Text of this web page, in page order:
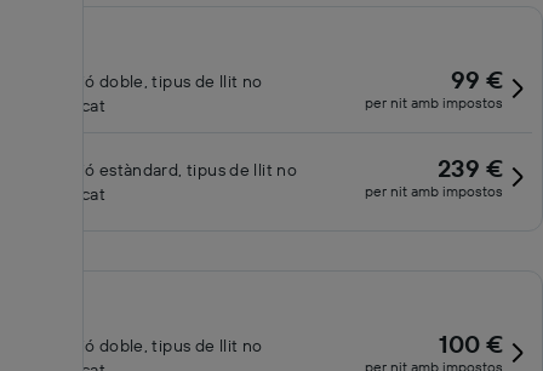
Habitació doble, tipus de llit no
especificat
99 €
per nit amb impostos
Habitació estàndard, tipus de llit no
especificat
239 €
per nit amb impostos
Habitació doble, tipus de llit no
100 €
per nit amb impostos